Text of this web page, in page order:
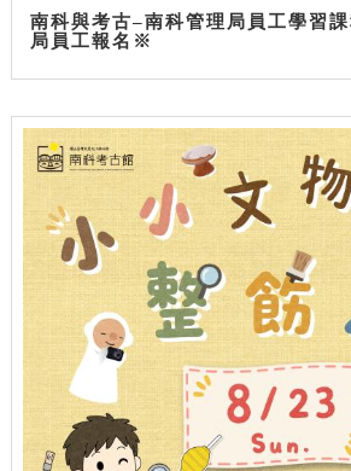
南科與考古–南科管理局員工學習
局員工報名※